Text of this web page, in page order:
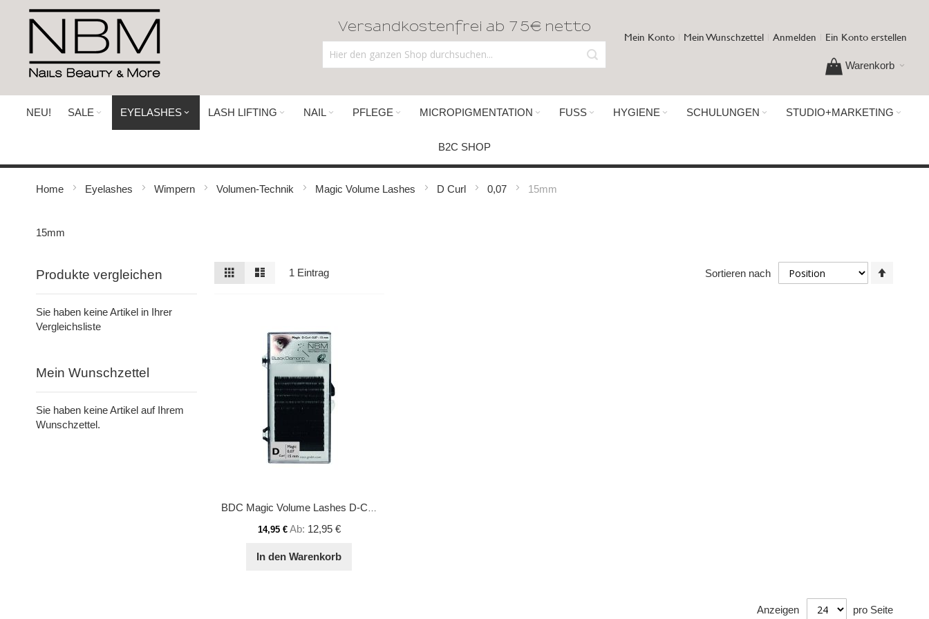
Direkt
Inhalt
Versandkostenfrei ab 75€ netto
Mein Konto Mein Wunschzettel Anmelden Ein Konto erstellen
Warenkorb
NEU! SALE EYELASHES LASH LIFTING NAIL PFLEGE MICROPIGMENTATION FUSS HYGIENE SCHULUNGEN STUDIO+MARKETING
B2C SHOP
Home Eyelashes Wimpern Volumen-Technik Magic Volume Lashes D Curl 0,07 15mm
15mm
Ansicht
als
Raster 1 Eintrag Sortieren nach
BDC Magic Volume Lashes D-Curl 0,07 - 15 mm
14,95 € Ab 12,95 €
In den Warenkorb
Anzeigen pro Seite
Produkte vergleichen
Sie haben keine Artikel in Ihrer
Vergleichsliste
Mein Wunschzettel
Sie haben keine Artikel auf Ihrem
Wunschzettel.